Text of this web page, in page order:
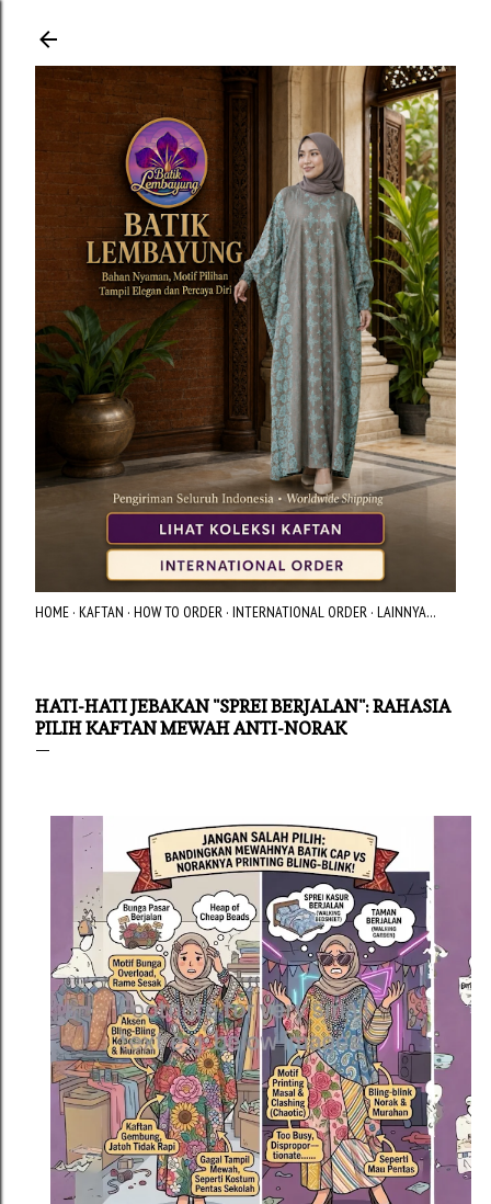
HOME KAFTAN HOW TO ORDER INTERNATIONAL ORDER LAINNYA…
HATI-HATI JEBAKAN "SPREI BERJALAN": RAHASIA
PILIH KAFTAN MEWAH ANTI-NORAK